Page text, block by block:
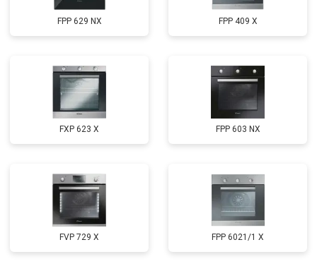
FPP 629 NX FPP 409 X
FXP 623 X FPP 603 NX
FVP 729 X FPP 6021/1 X